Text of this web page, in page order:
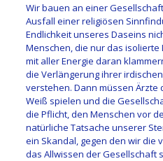
Wir bauen an einer
Ausfall einer religiösen
Endlichkeit unseres Daseins
Menschen, die nur das
mit aller Energie daran
die Verlängerung ihrer
verstehen. Dann müssen Ärzte
Weiß spielen und die
die Pflicht, den Menschen vor
natürliche Tatsache unserer
ein Skandal, gegen den wir die
das Allwissen der Gesellschaft